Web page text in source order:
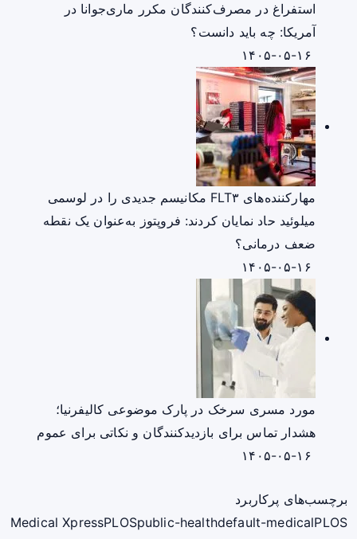
استفراغ در مصرف‌کنندگان مکرر ماری‌جوانا در
آمریکا: چه باید دانست؟
مهارکننده‌های FLT۳ مکانیسم جدیدی را در لوسمی
میلوئید حاد نمایان کردند: فروپتوز به‌عنوان یک نقطه
ضعف درمانی؟
مورد مسری سرخک در پارک موضوعی کالیفرنیا؛
هشدار تماس برای بازدیدکنندگان و نکاتی برای عموم
برچسب‌های پرکاربرد
Medical XpressPLOSpublic-healthdefault-medicalPLOS